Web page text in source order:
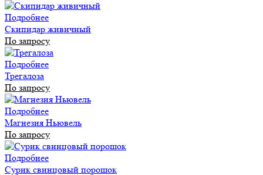
Подробнее
Скипидар живичный
По запросу
Подробнее
Трегалоза
По запросу
Подробнее
Магнезия Ньювель
По запросу
Подробнее
Сурик свинцовый порошок